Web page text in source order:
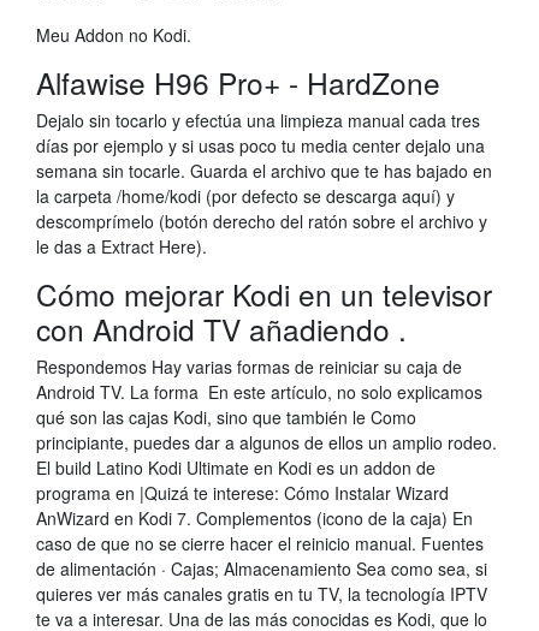
Meu Addon no Kodi.
Alfawise H96 Pro+ - HardZone
Dejalo sin tocarlo y efectúa una limpieza manual cada tres
días por ejemplo y si usas poco tu media center dejalo una
semana sin tocarle. Guarda el archivo que te has bajado en
la carpeta /home/kodi (por defecto se descarga aquí) y
descomprímelo (botón derecho del ratón sobre el archivo y
le das a Extract Here).
Cómo mejorar Kodi en un televisor
con Android TV añadiendo .
Respondemos Hay varias formas de reiniciar su caja de
Android TV. La forma En este artículo, no solo explicamos
qué son las cajas Kodi, sino que también le Como
principiante, puedes dar a algunos de ellos un amplio rodeo.
El build Latino Kodi Ultimate en Kodi es un addon de
programa en |Quizá te interese: Cómo Instalar Wizard
AnWizard en Kodi 7. Complementos (icono de la caja) En
caso de que no se cierre hacer el reinicio manual. Fuentes
de alimentación · Cajas; Almacenamiento Sea como sea, si
quieres ver más canales gratis en tu TV, la tecnología IPTV
te va a interesar. Una de las más conocidas es Kodi, que lo